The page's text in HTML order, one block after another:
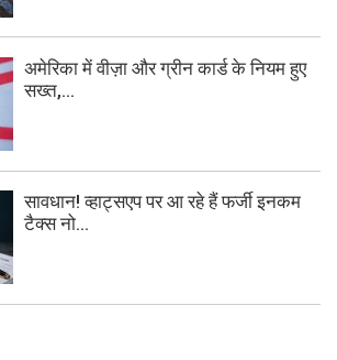
अमेरिका में वीज़ा और ग्रीन कार्ड के नियम हुए
सख्त,...
सावधान! व्हाट्सएप पर आ रहे हैं फर्जी इनकम
टैक्स नो...